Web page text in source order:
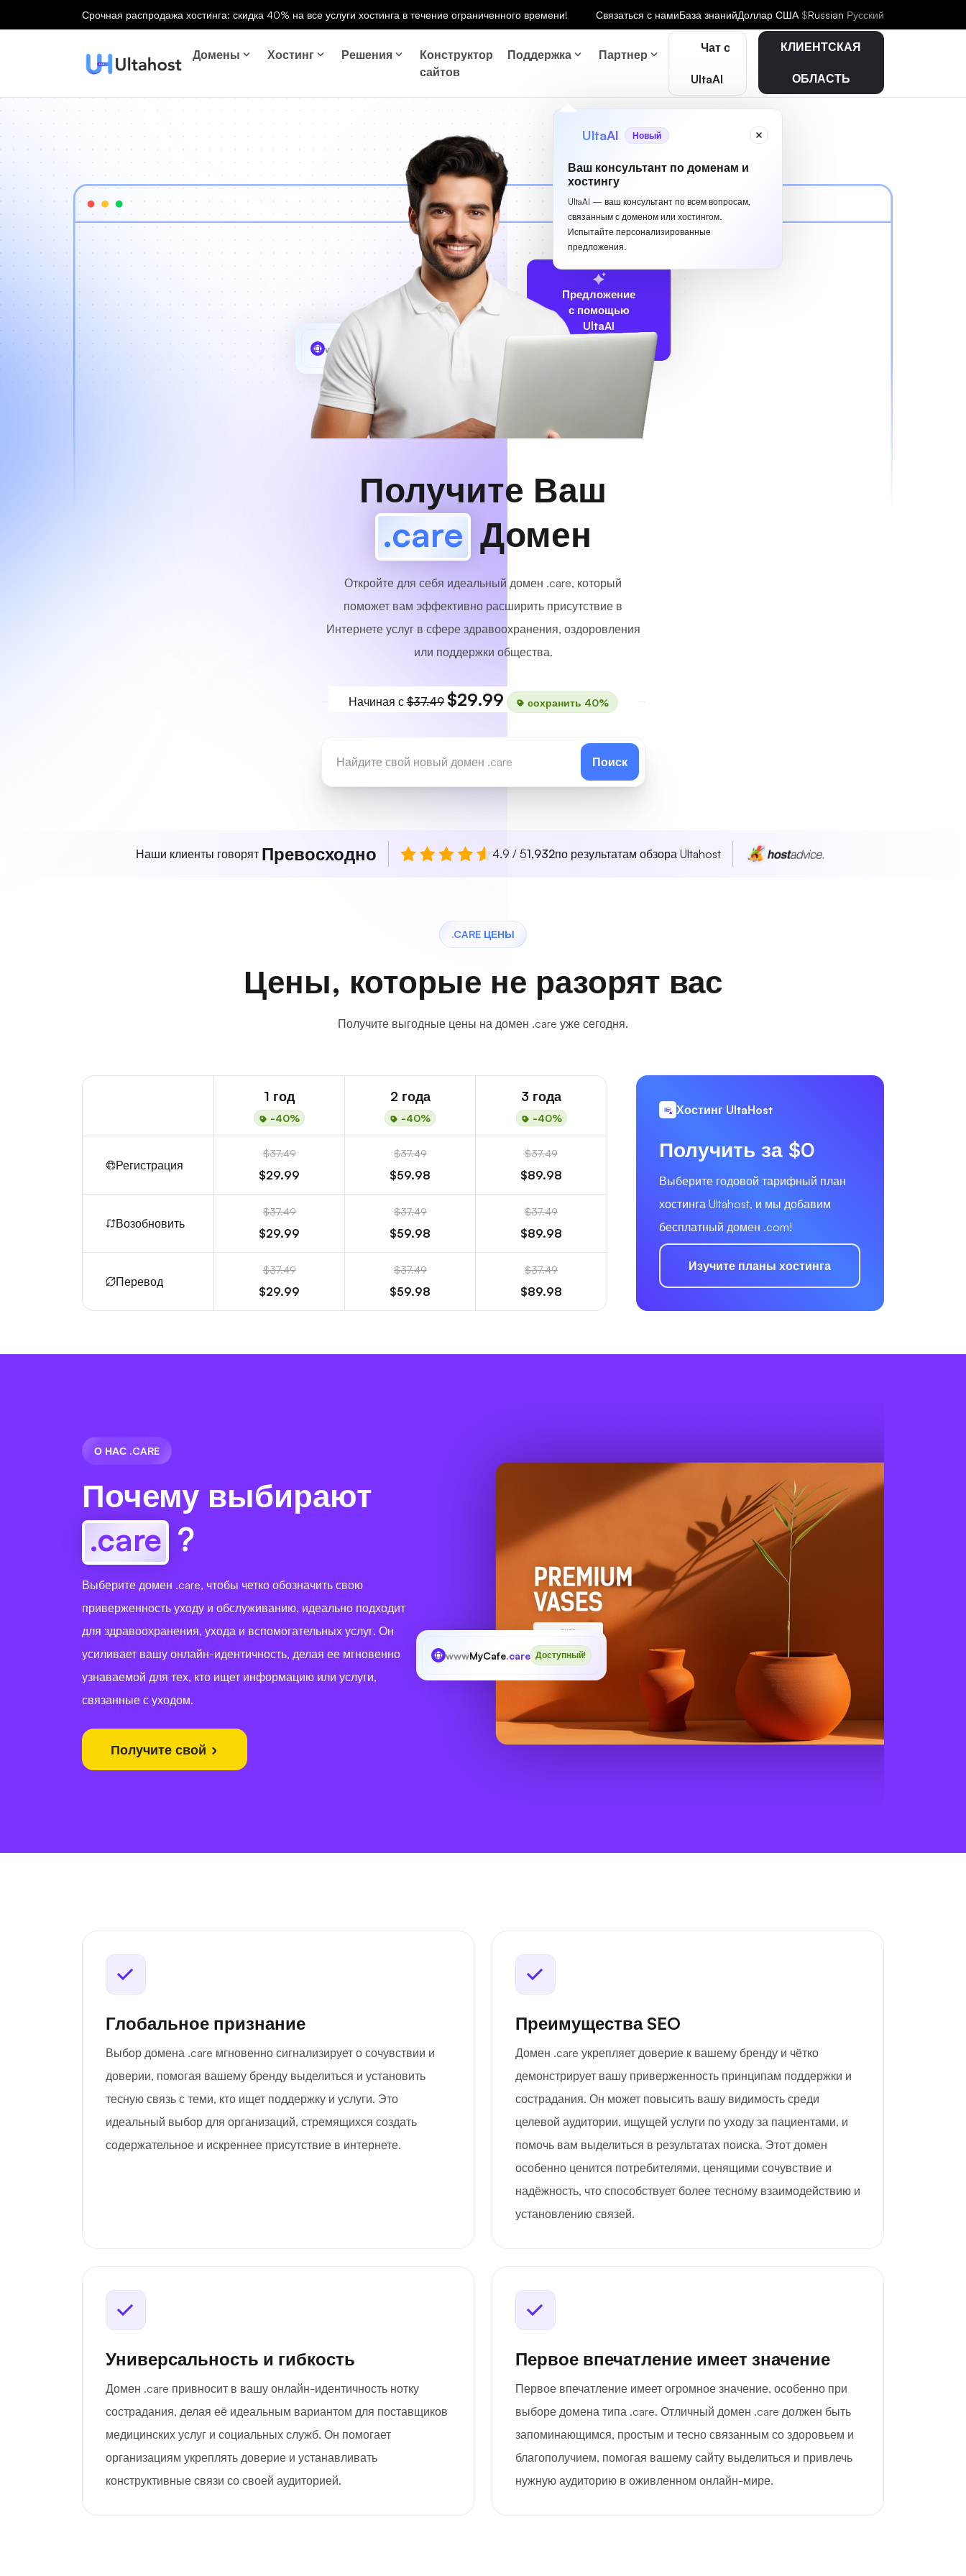
Срочная распродажа хостинга: скидка 40% на все услуги хостинга в течение ограниченного времени! Связаться с намиБаза знанийДоллар США $Russian Русский
Домены Хостинг Решения
Конструктор
сайтов
Поддержка Партнер Чат с
UltaAI
UltaAI Новый
Ваш консультант по доменам и
хостингу
UltaAI — ваш консультант по всем вопросам,
связанным с доменом или хостингом.
Испытайте персонализированные
предложения.
КЛИЕНТСКАЯ
ОБЛАСТЬ
Предложение
с помощью
UltaAI
www MyCafe
Получите Ваш
.care Домен
Откройте для себя идеальный домен .care, который
поможет вам эффективно расширить присутствие в
Интернете услуг в сфере здравоохранения, оздоровления
или поддержки общества.
Начиная с$37.49 $29.99 сохранить 40%
Поиск
Наши клиенты говорят Превосходно 4.9 / 51,932по результатам обзора Ultahost
.CARE ЦЕНЫ
Цены, которые не разорят вас
Получите выгодные цены на домен .care уже сегодня.
1 год
-40%
2 года
-40%
3 года
-40%
Регистрация
$37.49
$29.99
$37.49
$59.98
$37.49
$89.98
Возобновить
$37.49
$29.99
$37.49
$59.98
$37.49
$89.98
Перевод
$37.49
$29.99
$37.49
$59.98
$37.49
$89.98
Хостинг UltaHost
Получить за $0
Выберите годовой тарифный план
хостинга Ultahost, и мы добавим
бесплатный домен .com!
Изучите планы хостинга
О НАС .CARE
Почему выбирают
.care ?
Выберите домен .care, чтобы четко обозначить свою
приверженность уходу и обслуживанию, идеально подходит
для здравоохранения, ухода и вспомогательных услуг. Он
усиливает вашу онлайн-идентичность, делая ее мгновенно
узнаваемой для тех, кто ищет информацию или услуги,
связанные с уходом.
Получите свой
wwwMyCafe.care Доступный!
Глобальное признание
Выбор домена .care мгновенно сигнализирует о сочувствии и
доверии, помогая вашему бренду выделиться и установить
тесную связь с теми, кто ищет поддержку и услуги. Это
идеальный выбор для организаций, стремящихся создать
содержательное и искреннее присутствие в интернете.
Преимущества SEO
Домен .care укрепляет доверие к вашему бренду и чётко
демонстрирует вашу приверженность принципам поддержки и
сострадания. Он может повысить вашу видимость среди
целевой аудитории, ищущей услуги по уходу за пациентами, и
помочь вам выделиться в результатах поиска. Этот домен
особенно ценится потребителями, ценящими сочувствие и
надёжность, что способствует более тесному взаимодействию и
установлению связей.
Универсальность и гибкость
Домен .care привносит в вашу онлайн-идентичность нотку
сострадания, делая её идеальным вариантом для поставщиков
медицинских услуг и социальных служб. Он помогает
организациям укреплять доверие и устанавливать
конструктивные связи со своей аудиторией.
Первое впечатление имеет значение
Первое впечатление имеет огромное значение, особенно при
выборе домена типа .care. Отличный домен .care должен быть
запоминающимся, простым и тесно связанным со здоровьем и
благополучием, помогая вашему сайту выделиться и привлечь
нужную аудиторию в оживленном онлайн-мире.